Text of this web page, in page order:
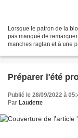
Lorsque le patron de la
pas manqué de
manches raglan et à une
Préparer l'été
Publié le 28/09/2022 à
Par Laudette